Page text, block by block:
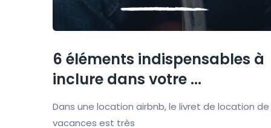
6 éléments indispensables à
inclure dans votre ...
Dans une location airbnb, le livret de location de
vacances est très